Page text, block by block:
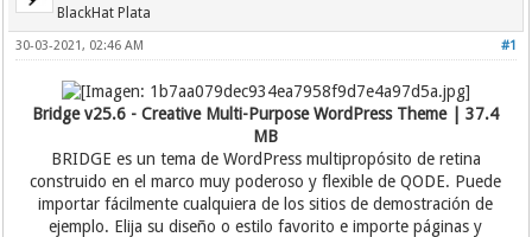
BlackHat Plata
#1
30-03-2021, 02:46 AM
Bridge v25.6 - Creative Multi-Purpose WordPress Theme | 37.4
MB
BRIDGE es un tema de WordPress multipropósito de retina
construido en el marco muy poderoso y flexible de QODE. Puede
importar fácilmente cualquiera de los sitios de demostración de
ejemplo. Elija su diseño o estilo favorito e importe páginas y